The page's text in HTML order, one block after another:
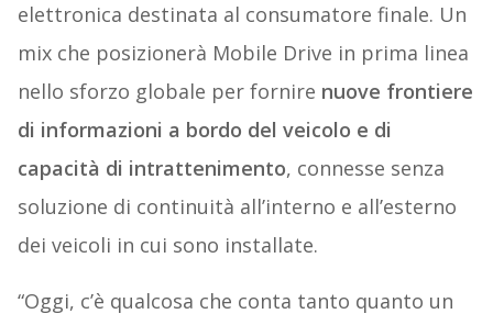
elettronica destinata al consumatore finale. Un
mix che posizionerà Mobile Drive in prima linea
nello sforzo globale per fornire nuove frontiere
di informazioni a bordo del veicolo e di
capacità di intrattenimento, connesse senza
soluzione di continuità all’interno e all’esterno
dei veicoli in cui sono installate.
“Oggi, c’è qualcosa che conta tanto quanto un